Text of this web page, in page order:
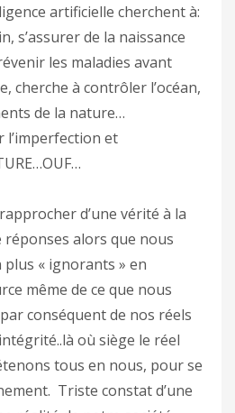
artificielle cherchent à:
s’assurer de la naissance
les maladies avant
cherche à contrôler l’océan,
de la nature…
l’imperfection et
d’une vérité à la
réponses alors que nous
« ignorants » en
même de ce que nous
conséquent de nos réels
où siège le réel
tous en nous, pour se
Triste constat d’une